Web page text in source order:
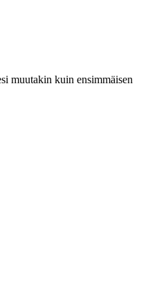
muutakin kuin ensimmäisen